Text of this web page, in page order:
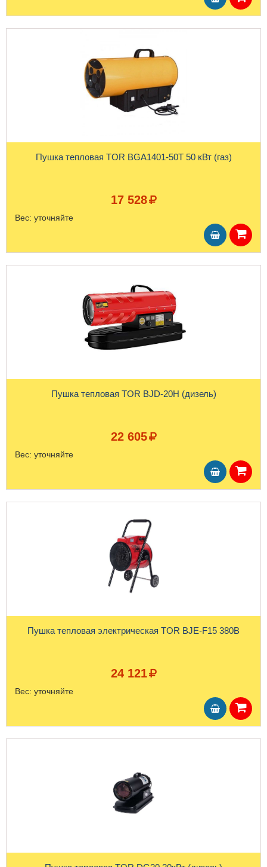
Пушка тепловая TOR BGA1401-50T 50 кВт (газ)
17 528
Вес: уточняйте
Пушка тепловая TOR BJD-20H (дизель)
22 605
Вес: уточняйте
Пушка тепловая электрическая TOR BJE-F15 380В
24 121
Вес: уточняйте